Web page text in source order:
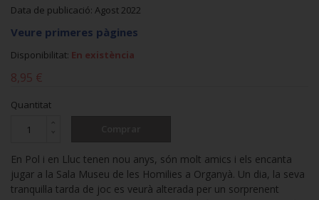
Data de publicació: Agost 2022
Veure primeres pàgines
Disponibilitat: En existència
8,95 €
Quantitat
En Pol i en Lluc tenen nou anys, són molt amics i els encanta
jugar a la Sala Museu de les Homilies a Organyà. Un dia, la seva
tranquil·la tarda de joc es veurà alterada per un sorprenent